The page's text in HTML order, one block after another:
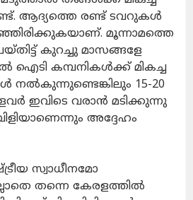
ആദ്യത്തെ രണ്ട് ടവറുകൾ
മൂന്നാമത്തെ
കുറച്ചു മാസങ്ങളേ
ഐടി കമ്പനികൾക്ക് മികച്ച
നൽകുന്നുണ്ടെങ്കിലും 15-20
ഇവിടെ വരാൻ മടിക്കുന്നു
അദ്ദേഹം
സ്വാധീനമോ
തന്നെ കേരളത്തിൽ